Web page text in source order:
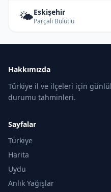
🌤️Eskişehir
Parçalı Bulutlu
Hakkımızda
Türkiye il ve ilçeleri için
durumu tahminleri.
Sayfalar
Türkiye
Harita
Uydu
Anlık Yağışlar